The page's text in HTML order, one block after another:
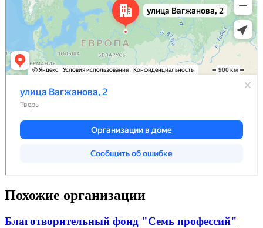
Похожие организации
Благотворительный фонд "Семь профессий"